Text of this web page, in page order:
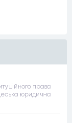
права
юридична